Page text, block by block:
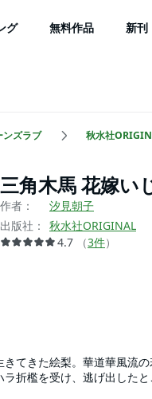
グ 無料作品 新刊
ンズラブ 秋水社
三角木馬 花嫁い
作者：
汐見朝子
出版社：
秋水社ORIGINAL
4.7
（3件）
てきた絵梨。華道華風流
折檻を受け、逃げ出した